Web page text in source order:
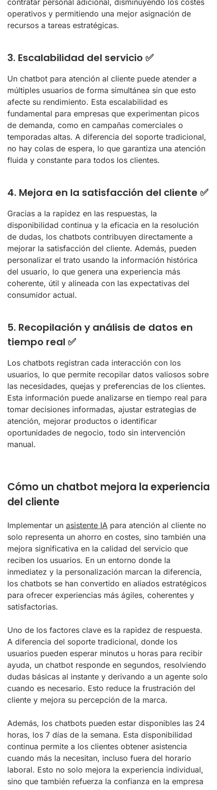
contratar personal adicional, disminuyendo los costes
operativos y permitiendo una mejor asignación de
recursos a tareas estratégicas.
3. Escalabilidad del servicio ✅
Un chatbot para atención al cliente puede atender a
múltiples usuarios de forma simultánea sin que esto
afecte su rendimiento. Esta escalabilidad es
fundamental para empresas que experimentan picos
de demanda, como en campañas comerciales o
temporadas altas. A diferencia del soporte tradicional,
no hay colas de espera, lo que garantiza una atención
fluida y constante para todos los clientes.
4. Mejora en la satisfacción del cliente ✅
Gracias a la rapidez en las respuestas, la
disponibilidad continua y la eficacia en la resolución
de dudas, los chatbots contribuyen directamente a
mejorar la satisfacción del cliente. Además, pueden
personalizar el trato usando la información histórica
del usuario, lo que genera una experiencia más
coherente, útil y alineada con las expectativas del
consumidor actual.
5. Recopilación y análisis de datos en
tiempo real ✅
Los chatbots registran cada interacción con los
usuarios, lo que permite recopilar datos valiosos sobre
las necesidades, quejas y preferencias de los clientes.
Esta información puede analizarse en tiempo real para
tomar decisiones informadas, ajustar estrategias de
atención, mejorar productos o identificar
oportunidades de negocio, todo sin intervención
manual.
Cómo un chatbot mejora la experiencia
del cliente
Implementar un asistente IA para atención al cliente no
solo representa un ahorro en costes, sino también una
mejora significativa en la calidad del servicio que
reciben los usuarios. En un entorno donde la
inmediatez y la personalización marcan la diferencia,
los chatbots se han convertido en aliados estratégicos
para ofrecer experiencias más ágiles, coherentes y
satisfactorias.
Uno de los factores clave es la rapidez de respuesta.
A diferencia del soporte tradicional, donde los
usuarios pueden esperar minutos u horas para recibir
ayuda, un chatbot responde en segundos, resolviendo
dudas básicas al instante y derivando a un agente solo
cuando es necesario. Esto reduce la frustración del
cliente y mejora su percepción de la marca.
Además, los chatbots pueden estar disponibles las 24
horas, los 7 días de la semana. Esta disponibilidad
continua permite a los clientes obtener asistencia
cuando más la necesitan, incluso fuera del horario
laboral. Esto no solo mejora la experiencia individual,
sino que también refuerza la confianza en la empresa